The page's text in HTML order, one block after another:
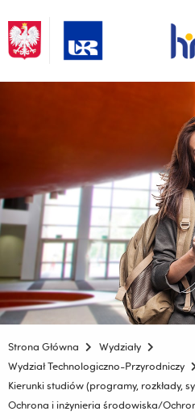
Strona Główna
Wydziały
Wydział Technologiczno-Przyrodniczy
Kierunki studiów (programy, rozkłady,
Ochrona i inżynieria środowiska/